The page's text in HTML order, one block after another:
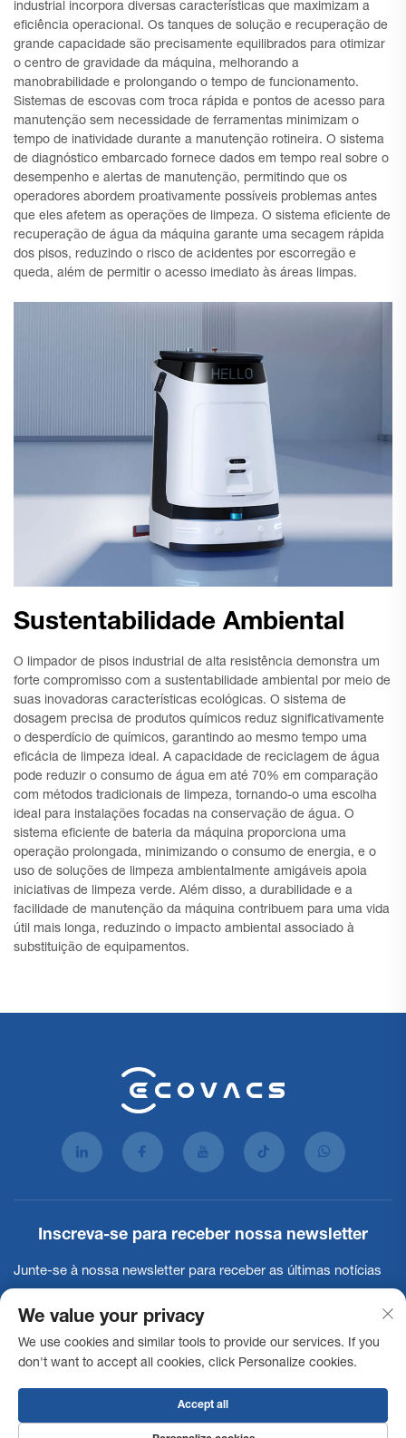
industrial incorpora diversas características que maximizam a
eficiência operacional. Os tanques de solução e recuperação de
grande capacidade são precisamente equilibrados para otimizar
o centro de gravidade da máquina, melhorando a
manobrabilidade e prolongando o tempo de funcionamento.
Sistemas de escovas com troca rápida e pontos de acesso para
manutenção sem necessidade de ferramentas minimizam o
tempo de inatividade durante a manutenção rotineira. O sistema
de diagnóstico embarcado fornece dados em tempo real sobre o
desempenho e alertas de manutenção, permitindo que os
operadores abordem proativamente possíveis problemas antes
que eles afetem as operações de limpeza. O sistema eficiente de
recuperação de água da máquina garante uma secagem rápida
dos pisos, reduzindo o risco de acidentes por escorregão e
queda, além de permitir o acesso imediato às áreas limpas.
Sustentabilidade Ambiental
O limpador de pisos industrial de alta resistência demonstra um
forte compromisso com a sustentabilidade ambiental por meio de
suas inovadoras características ecológicas. O sistema de
dosagem precisa de produtos químicos reduz significativamente
o desperdício de químicos, garantindo ao mesmo tempo uma
eficácia de limpeza ideal. A capacidade de reciclagem de água
pode reduzir o consumo de água em até 70% em comparação
com métodos tradicionais de limpeza, tornando-o uma escolha
ideal para instalações focadas na conservação de água. O
sistema eficiente de bateria da máquina proporciona uma
operação prolongada, minimizando o consumo de energia, e o
uso de soluções de limpeza ambientalmente amigáveis apoia
iniciativas de limpeza verde. Além disso, a durabilidade e a
facilidade de manutenção da máquina contribuem para uma vida
útil mais longa, reduzindo o impacto ambiental associado à
substituição de equipamentos.
Inscreva-se para receber nossa newsletter
Junte-se à nossa newsletter para receber as últimas notícias
Inscrever-se
We value your privacy
We use cookies and similar tools to provide our services. If you
don't want to accept all cookies, click Personalize cookies.
Accept all